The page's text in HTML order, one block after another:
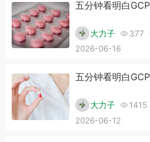
五分钟看明白GCP
大力子 377
2026-06-16
五分钟看明白GCP
大力子 1415
2026-06-12